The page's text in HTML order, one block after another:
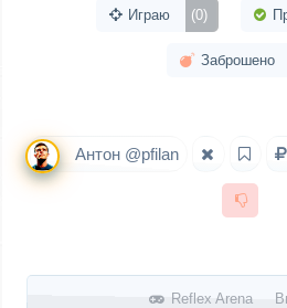
Играю (0)
Заброшено
Антон @pfilan
Запись навигация
Reflex Arena